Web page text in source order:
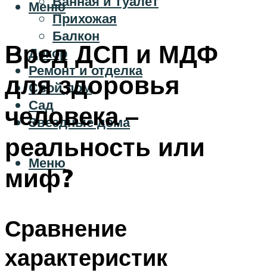
Прихожая
Балкон
Декор
Ремонт и отделка
Свой дом
Сад
Звездные дома
Меню
Меню
Вред ДСП и МДФ
для здоровья
человека –
реальность или
миф?
Сравнение
характеристик